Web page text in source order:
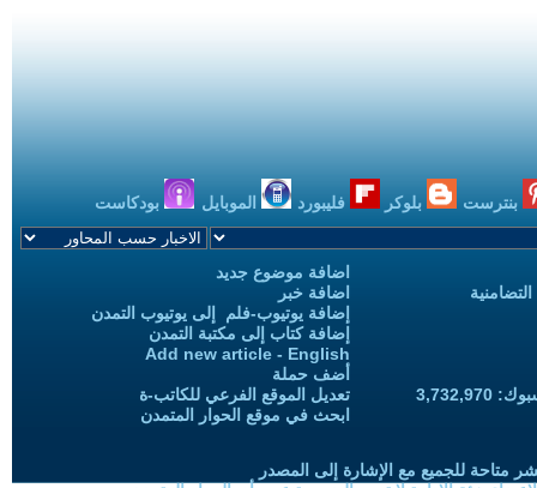
بنترست بلوكر فليبورد الموبايل بودكاست
اضافة موضوع جديد
اضافة خبر
إضافة يوتيوب-فلم إلى يوتيوب التمدن
إضافة كتاب إلى مكتبة التمدن
Add new article - English
أضف حملة
تعديل الموقع الفرعي للكاتب-ة
ابحث في موقع الحوار المتمدن
متاحة للجميع مع الإشارة إلى المصدر